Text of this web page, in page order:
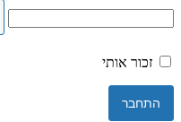
זכור אותי